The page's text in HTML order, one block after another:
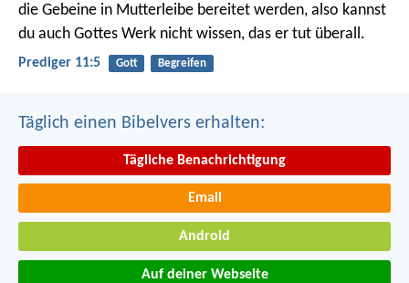
die Gebeine in Mutterleibe bereitet werden, also kannst
du auch Gottes Werk nicht wissen, das er tut überall.
Prediger 11:5 Gott Begreifen
Täglich einen Bibelvers erhalten:
Tägliche Benachrichtigung
Email
Android
Auf deiner Webseite